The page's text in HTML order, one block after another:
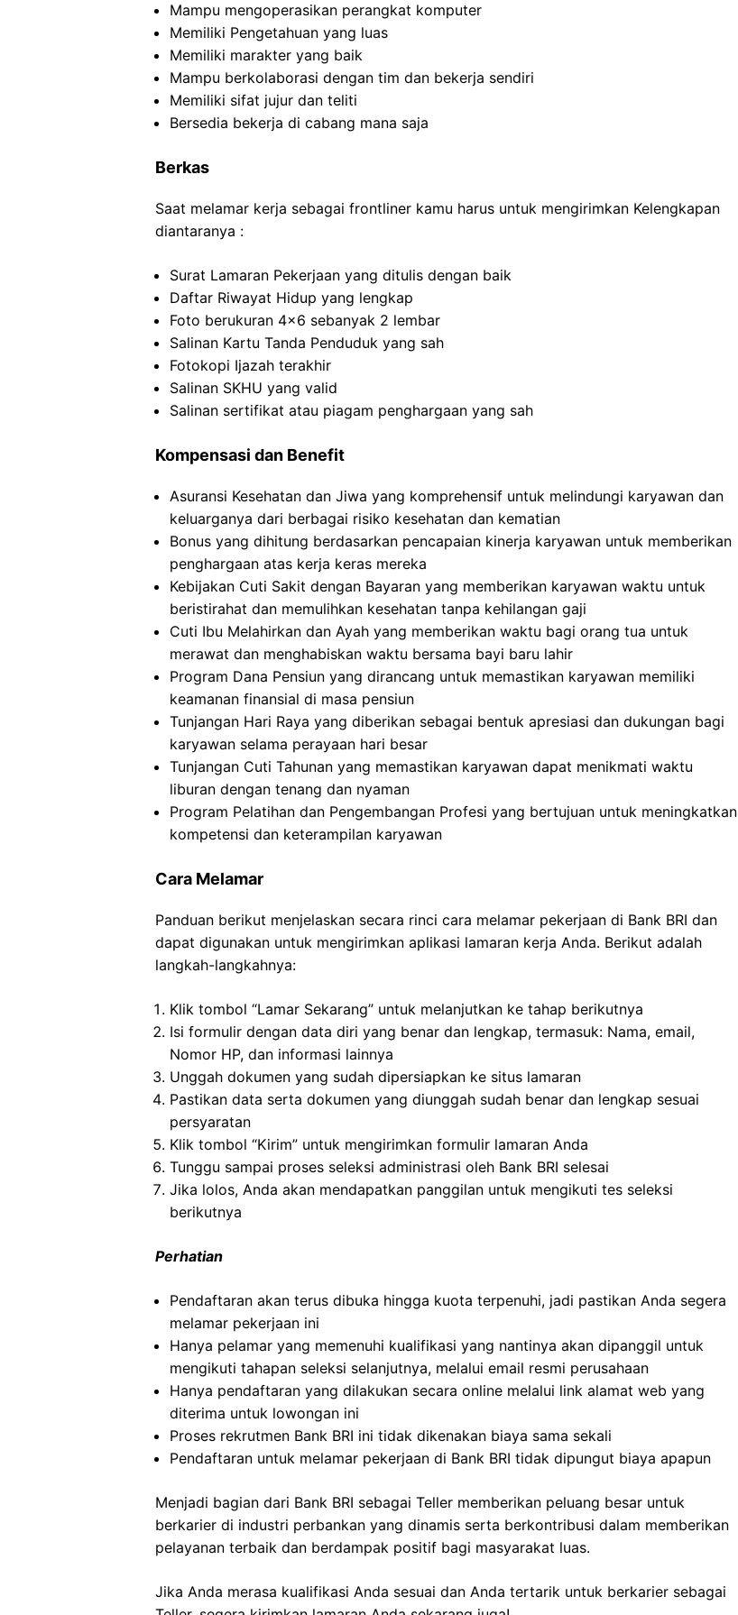
Mampu mengoperasikan perangkat komputer
Memiliki Pengetahuan yang luas
Memiliki marakter yang baik
Mampu berkolaborasi dengan tim dan bekerja sendiri
Memiliki sifat jujur dan teliti
Bersedia bekerja di cabang mana saja
Berkas
Saat melamar kerja sebagai frontliner kamu harus untuk mengirimkan Kelengkapan
diantaranya :
Surat Lamaran Pekerjaan yang ditulis dengan baik
Daftar Riwayat Hidup yang lengkap
Foto berukuran 4×6 sebanyak 2 lembar
Salinan Kartu Tanda Penduduk yang sah
Fotokopi Ijazah terakhir
Salinan SKHU yang valid
Salinan sertifikat atau piagam penghargaan yang sah
Kompensasi dan Benefit
Asuransi Kesehatan dan Jiwa yang komprehensif untuk melindungi karyawan dan
keluarganya dari berbagai risiko kesehatan dan kematian
Bonus yang dihitung berdasarkan pencapaian kinerja karyawan untuk memberikan
penghargaan atas kerja keras mereka
Kebijakan Cuti Sakit dengan Bayaran yang memberikan karyawan waktu untuk
beristirahat dan memulihkan kesehatan tanpa kehilangan gaji
Cuti Ibu Melahirkan dan Ayah yang memberikan waktu bagi orang tua untuk
merawat dan menghabiskan waktu bersama bayi baru lahir
Program Dana Pensiun yang dirancang untuk memastikan karyawan memiliki
keamanan finansial di masa pensiun
Tunjangan Hari Raya yang diberikan sebagai bentuk apresiasi dan dukungan bagi
karyawan selama perayaan hari besar
Tunjangan Cuti Tahunan yang memastikan karyawan dapat menikmati waktu
liburan dengan tenang dan nyaman
Program Pelatihan dan Pengembangan Profesi yang bertujuan untuk meningkatkan
kompetensi dan keterampilan karyawan
Cara Melamar
Panduan berikut menjelaskan secara rinci cara melamar pekerjaan di Bank BRI dan
dapat digunakan untuk mengirimkan aplikasi lamaran kerja Anda. Berikut adalah
langkah-langkahnya:
Klik tombol “Lamar Sekarang” untuk melanjutkan ke tahap berikutnya
Isi formulir dengan data diri yang benar dan lengkap, termasuk: Nama, email,
Nomor HP, dan informasi lainnya
Unggah dokumen yang sudah dipersiapkan ke situs lamaran
Pastikan data serta dokumen yang diunggah sudah benar dan lengkap sesuai
persyaratan
Klik tombol “Kirim” untuk mengirimkan formulir lamaran Anda
Tunggu sampai proses seleksi administrasi oleh Bank BRI selesai
Jika lolos, Anda akan mendapatkan panggilan untuk mengikuti tes seleksi
berikutnya
Perhatian
Pendaftaran akan terus dibuka hingga kuota terpenuhi, jadi pastikan Anda segera
melamar pekerjaan ini
Hanya pelamar yang memenuhi kualifikasi yang nantinya akan dipanggil untuk
mengikuti tahapan seleksi selanjutnya, melalui email resmi perusahaan
Hanya pendaftaran yang dilakukan secara online melalui link alamat web yang
diterima untuk lowongan ini
Proses rekrutmen Bank BRI ini tidak dikenakan biaya sama sekali
Pendaftaran untuk melamar pekerjaan di Bank BRI tidak dipungut biaya apapun
Menjadi bagian dari Bank BRI sebagai Teller memberikan peluang besar untuk
berkarier di industri perbankan yang dinamis serta berkontribusi dalam memberikan
pelayanan terbaik dan berdampak positif bagi masyarakat luas.
Jika Anda merasa kualifikasi Anda sesuai dan Anda tertarik untuk berkarier sebagai